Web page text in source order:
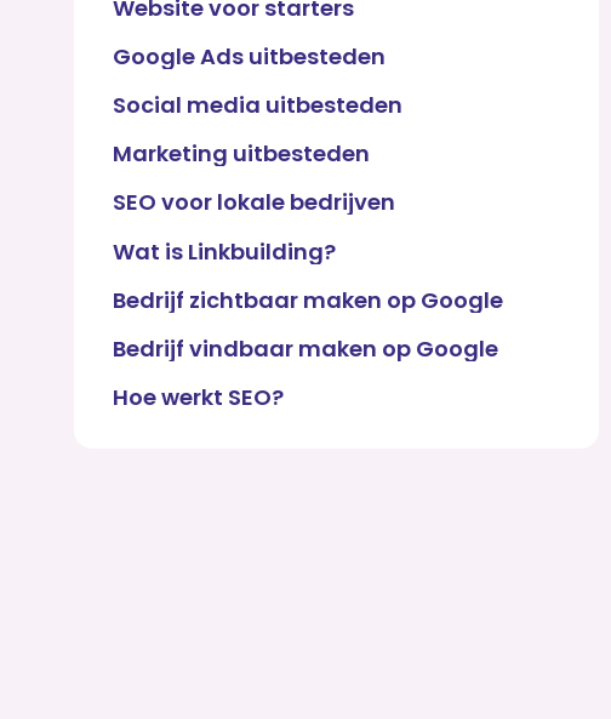
Website voor starters
Google Ads uitbesteden
Social media uitbesteden
Marketing uitbesteden
SEO voor lokale bedrijven
Wat is Linkbuilding?
Bedrijf zichtbaar maken op Google
Bedrijf vindbaar maken op Google
Hoe werkt SEO?